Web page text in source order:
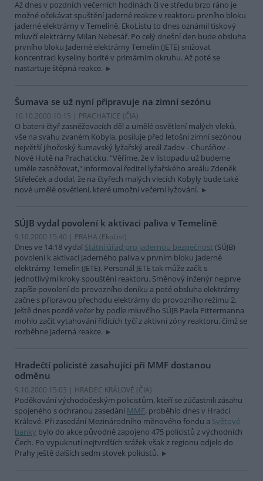
Až dnes v pozdních večerních hodinách či ve středu brzo ráno je
možné očekávat spuštění jaderné reakce v reaktoru prvního bloku
jaderné elektrárny v Temelíně. EkoListu to dnes oznámil tiskový
mluvčí elektrárny Milan Nebesář. Po celý dnešní den bude obsluha
prvního bloku Jaderné elektrárny Temelín (JETE) snižovat
koncentraci kyseliny borité v primárním okruhu. Až poté se
nastartuje štěpná reakce.
Šumava se už nyní připravuje na zimní sezónu
10.10.2000 10:15 | PRACHATICE (ČIA)
O baterii čtyř zasněžovacích děl a umělé osvětlení malých vleků,
vše na svahu zvaném Kobyla, posiluje před letošní zimní sezónou
největší jihočeský šumavský lyžařský areál Zadov - Churáňov -
Nové Hutě na Prachaticku. "Věříme, že v listopadu už budeme
uměle zasněžovat," informoval ředitel lyžařského areálu Zdeněk
Střeleček a dodal, že na čtyřech malých vlecích Kobyly bude také
nové umělé osvětlení, které umožní večerní lyžování.
SÚJB vydal povolení k aktivaci paliva v Temelíně
9.10.2000 15:40 | PRAHA (EkoList)
Dnes ve 14:18 vydal Státní úřad pro jadernou bezpečnost (SÚJB)
povolení k aktivaci jaderného paliva v prvním bloku Jaderné
elektrárny Temelín (JETE). Personál JETE tak může začít s
jednotlivými kroky spouštění reaktoru. Směnový inženýr nejprve
zapíše povolení do provozního deníku a poté obsluha elektrárny
začne s přípravou přechodu elektrárny do provozního režimu 2.
Ještě dnes pozdě večer by podle mluvčího SÚJB Pavla Pittermanna
mohlo začít vytahování řídících tyčí z aktivní zóny reaktoru, čímž se
rozběhne jaderná reakce.
Hradečtí policisté zasahující při MMF dostanou
odměnu
9.10.2000 15:03 | HRADEC KRÁLOVÉ (ČIA)
Poděkování východočeským policistům, kteří se zúčastnili zásahu
spojeného s ochranou zasedání MMF, proběhlo dnes v Hradci
Králové. Při zasedání Mezinárodního měnového fondu a Světové
banky bylo do akce původně zapojeno 475 policistů z východních
Čech. Po vypuknutí nejtvrdších srážek však z regionu odjelo do
Prahy ještě dalších sedm stovek policistů.